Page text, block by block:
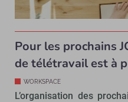
Pour les prochains
de télétravail est à
WORKSPACE
L’organisation des